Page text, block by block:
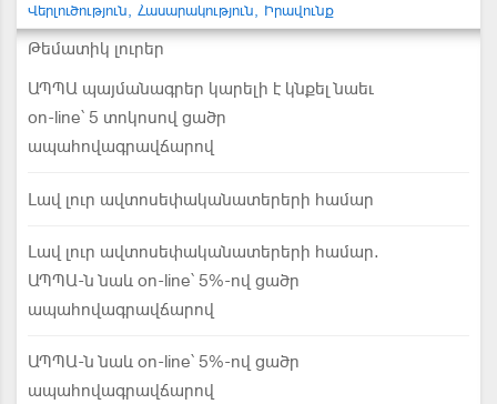
Վերլուծություն Հասարակություն Իրավունք
Թեմատիկ լուրեր
ԱՊՊԱ պայմանագրեր կարելի է կնքել նաեւ
on-line՝ 5 տոկոսով ցածր
ապահովագրավճարով
Լավ լուր ավտոսեփականատերերի համար
Լավ լուր ավտոսեփականատերերի համար.
ԱՊՊԱ-ն նաև on-line՝ 5%-ով ցածր
ապահովագրավճարով
ԱՊՊԱ-ն նաև on-line՝ 5%-ով ցածր
ապահովագրավճարով